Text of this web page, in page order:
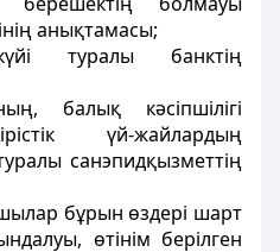
анықтамасы;
туралы банктiң
балық кәсiпшiлiгi
үй-жайлардың
санэпидқызметтiң
бұрын өздерi шарт
өтінiм берiлген